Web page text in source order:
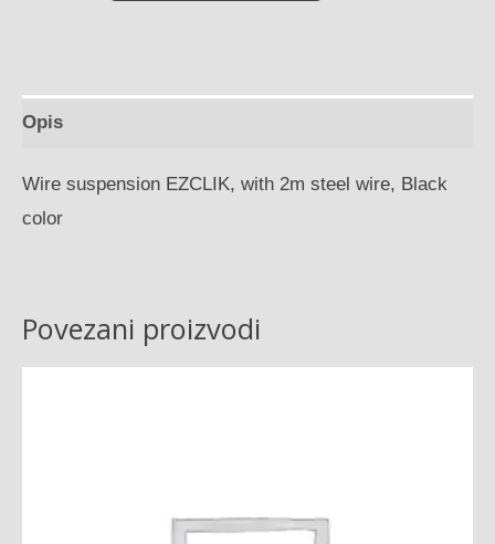
Opis
Wire suspension EZCLIK, with 2m steel wire, Black
color
Povezani proizvodi